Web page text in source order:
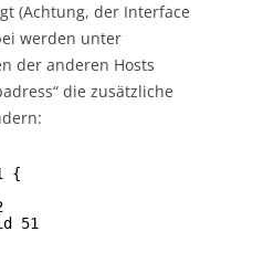
(Achtung, der Interface
werden unter
der anderen Hosts
die zusätzliche
{
51